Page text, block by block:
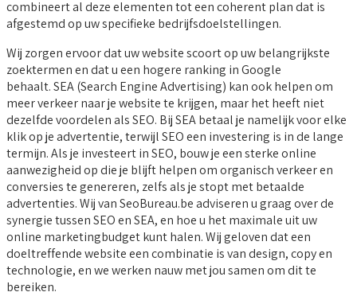
combineert al deze elementen tot een coherent plan dat is
afgestemd op uw specifieke bedrijfsdoelstellingen.
Wij zorgen ervoor dat uw website scoort op uw belangrijkste
zoektermen en dat u een hogere ranking in Google
behaalt. SEA (Search Engine Advertising) kan ook helpen om
meer verkeer naar je website te krijgen, maar het heeft niet
dezelfde voordelen als SEO. Bij SEA betaal je namelijk voor elke
klik op je advertentie, terwijl SEO een investering is in de lange
termijn. Als je investeert in SEO, bouw je een sterke online
aanwezigheid op die je blijft helpen om organisch verkeer en
conversies te genereren, zelfs als je stopt met betaalde
advertenties. Wij van SeoBureau.be adviseren u graag over de
synergie tussen SEO en SEA, en hoe u het maximale uit uw
online marketingbudget kunt halen. Wij geloven dat een
doeltreffende website een combinatie is van design, copy en
technologie, en we werken nauw met jou samen om dit te
bereiken.